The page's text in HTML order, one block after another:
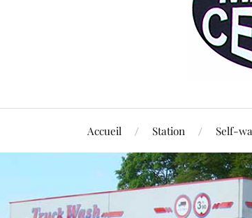
Accueil Station Self-